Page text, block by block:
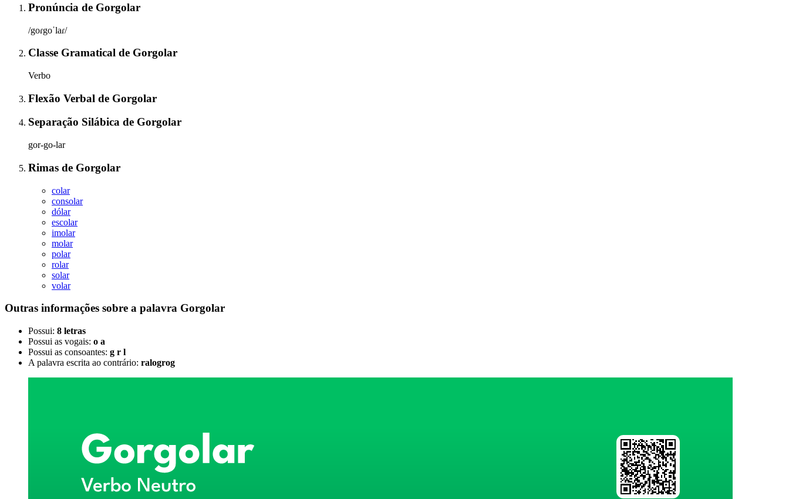
Pronúncia de Gorgolar
/goɾgoˈlaɾ/
Classe Gramatical de Gorgolar
Verbo
Flexão Verbal de Gorgolar
Separação Silábica de Gorgolar
gor-go-lar
Rimas de Gorgolar
colar
consolar
dólar
escolar
imolar
molar
polar
rolar
solar
volar
Outras informações sobre a palavra Gorgolar
Possui: 8 letras
Possui as vogais: o a
Possui as consoantes: g r l
A palavra escrita ao contrário: ralogrog